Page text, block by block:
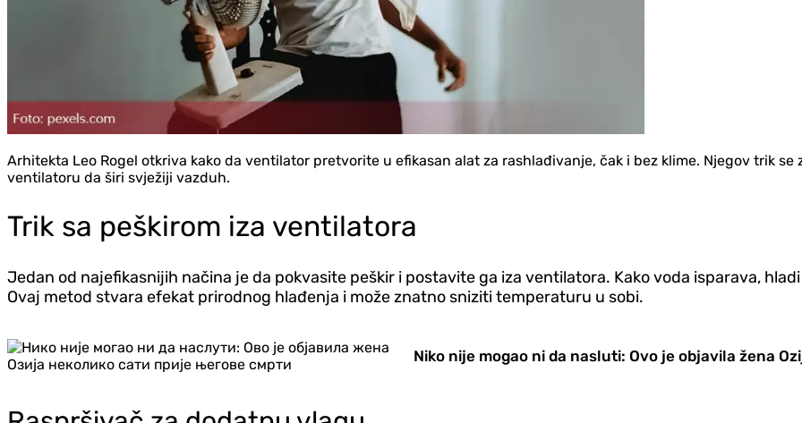
Arhitekta Leo Rogel otkriva kako da ventilator pretvorite u efikasan alat za rashlađivanje, čak i bez klime. Njegov trik
ventilatoru da širi svježiji vazduh.
Trik sa peškirom iza ventilatora
Jedan od najefikasnijih načina je da pokvasite peškir i postavite ga iza ventilatora. Kako voda isparava,
Ovaj metod stvara efekat prirodnog hlađenja i može znatno sniziti temperaturu u sobi.
Niko nije mogao ni da nasluti: Ovo je objavila žena